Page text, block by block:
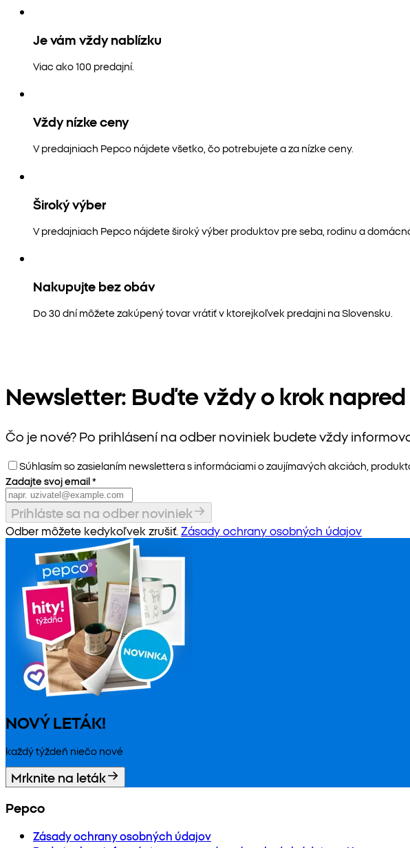
Je vám vždy nablízku
Viac ako 100 predajní.
Vždy nízke ceny
V predajniach Pepco nájdete všetko, čo potrebujete a za nízke ceny.
Široký výber
V predajniach Pepco nájdete široký výber produktov pre seba, rodinu a
Nakupujte bez obáv
Do 30 dní môžete zakúpený tovar vrátiť v ktorejkoľvek predajni na Slovensku.
Newsletter: Buďte vždy o krok
Čo je nové? Po prihlásení na odber noviniek budete vždy
Súhlasím so zasielaním newslettera s informáciami o zaujímavých akciách,
Zadajte svoj email*
Prihláste sa na odber noviniek
Odber môžete kedykoľvek zrušiť. Zásady ochrany osobných údajov
NOVÝ LETÁK!
každý týždeň niečo nové
Mrknite na leták
Pepco
Zásady ochrany osobných údajov